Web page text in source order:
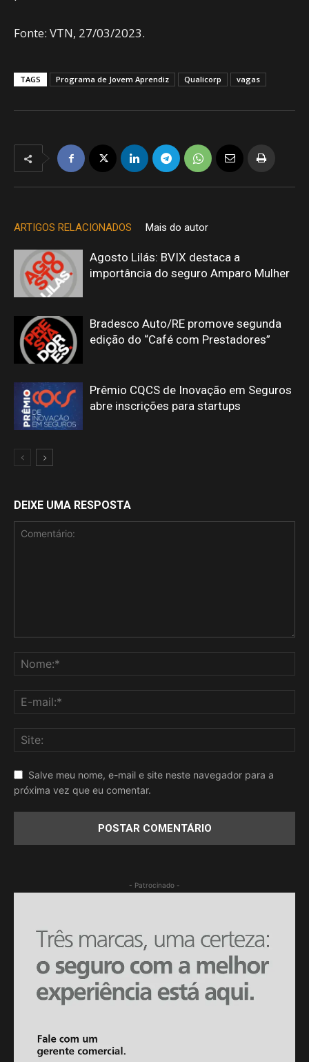
Fonte: VTN, 27/03/2023.
TAGS Programa de Jovem Aprendiz Qualicorp vagas
ARTIGOS RELACIONADOS Mais do autor
Agosto Lilás: BVIX destaca a
importância do seguro Amparo Mulher
Bradesco Auto/RE promove segunda
edição do “Café com Prestadores”
Prêmio CQCS de Inovação em Seguros
abre inscrições para startups
DEIXE UMA RESPOSTA
Salve meu nome, e-mail e site neste navegador para a
próxima vez que eu comentar.
- Patrocinado -